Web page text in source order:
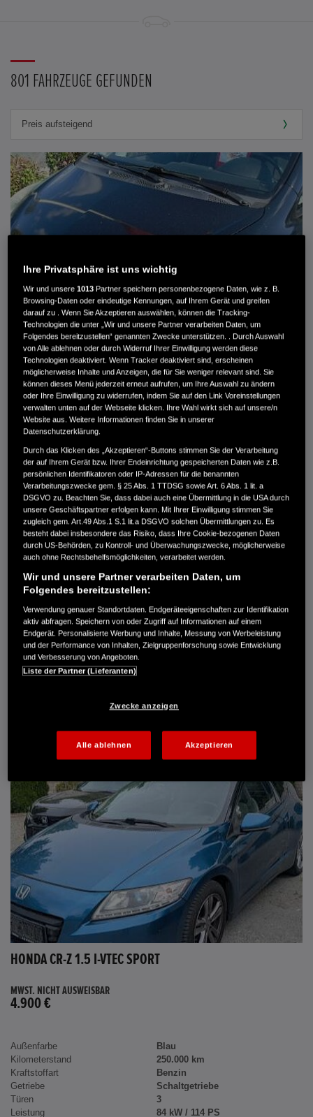
801 FAHRZEUGE GEFUNDEN
MWST. NICHT AUSWEISBAR
3.900 €
Außenfarbe
crystal black pearl
Kilometerstand
166.000 km
Kraftstoffart
Super
Getriebe
Automatik
Türen
5
Leistung
61 kW / 83 PS
Hubraum
1.339 cm³
Erstzulassung
10.2007
Bauart
Limousine
AUTO HARKE GMBH
Randersweide 59-63
21035 Hamburg
+49 40 735 935 0
DETAILS
HONDA CR-Z 1.5 I-VTEC SPORT
MWST. NICHT AUSWEISBAR
4.900 €
Außenfarbe
Blau
Kilometerstand
250.000 km
Kraftstoffart
Benzin
Getriebe
Schaltgetriebe
Türen
3
Leistung
84 kW / 114 PS
Ihre Privatsphäre ist uns wichtig
Wir und unsere1013 Partner speichern personenbezogene Daten, wie z. B.
Browsing-Daten oder eindeutige Kennungen, auf Ihrem Gerät und greifen
darauf zu . Wenn Sie Akzeptieren auswählen, können die Tracking-
Technologien die unter „Wir und unsere Partner verarbeiten Daten, um
Folgendes bereitzustellen“ genannten Zwecke unterstützen. . Durch Auswahl
von Alle ablehnen oder durch Widerruf Ihrer Einwilligung werden diese
Technologien deaktiviert. Wenn Tracker deaktiviert sind, erscheinen
möglicherweise Inhalte und Anzeigen, die für Sie weniger relevant sind. Sie
können dieses Menü jederzeit erneut aufrufen, um Ihre Auswahl zu ändern
oder Ihre Einwilligung zu widerrufen, indem Sie auf den Link Voreinstellungen
verwalten unten auf der Webseite klicken. Ihre Wahl wirkt sich auf unsere/n
Website aus. Weitere Informationen finden Sie in unserer
Datenschutzerklärung.
Durch das Klicken des „Akzeptieren“-Buttons stimmen Sie der Verarbeitung
der auf Ihrem Gerät bzw. Ihrer Endeinrichtung gespeicherten Daten wie z.B.
persönlichen Identifikatoren oder IP-Adressen für die benannten
Verarbeitungszwecke gem. § 25 Abs. 1 TTDSG sowie Art. 6 Abs. 1 lit. a
DSGVO zu. Beachten Sie, dass dabei auch eine Übermittlung in die USA durch
unsere Geschäftspartner erfolgen kann. Mit Ihrer Einwilligung stimmen Sie
zugleich gem. Art.49 Abs.1 S.1 lit.a DSGVO solchen Übermittlungen zu. Es
besteht dabei insbesondere das Risiko, dass Ihre Cookie-bezogenen Daten
durch US-Behörden, zu Kontroll- und Überwachungszwecke, möglicherweise
auch ohne Rechtsbehelfsmöglichkeiten, verarbeitet werden.
Wir und unsere Partner verarbeiten Daten, um
Folgendes bereitzustellen:
Verwendung genauer Standortdaten. Endgeräteeigenschaften zur Identifikation
aktiv abfragen. Speichern von oder Zugriff auf Informationen auf einem
Endgerät. Personalisierte Werbung und Inhalte, Messung von Werbeleistung
und der Performance von Inhalten, Zielgruppenforschung sowie Entwicklung
und Verbesserung von Angeboten.
Liste der Partner (Lieferanten)
Zwecke anzeigen
Alle ablehnen Akzeptieren